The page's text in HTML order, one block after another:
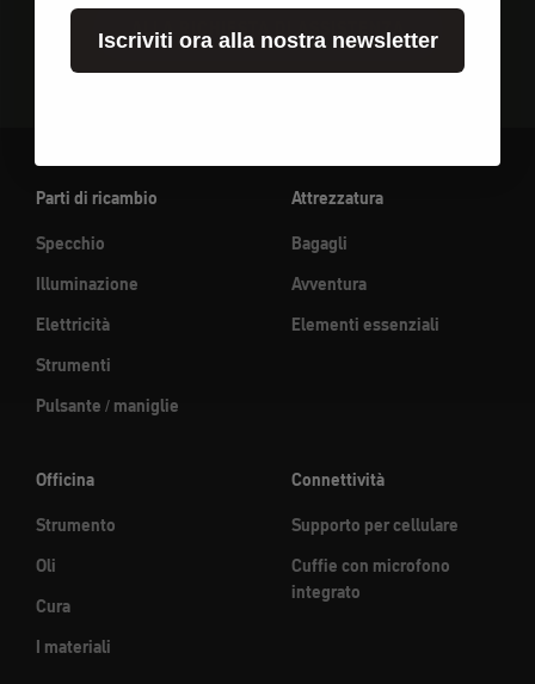
ALLA RICHIESTA DI ASSISTENZA
Parti di ricambio
Specchio
Illuminazione
Elettricità
Strumenti
Pulsante / maniglie
Attrezzatura
Bagagli
Avventura
Elementi essenziali
Officina
Strumento
Oli
Cura
I materiali
Connettività
Supporto per cellulare
Cuffie con microfono
integrato
Iscriviti ora alla nostra newsletter